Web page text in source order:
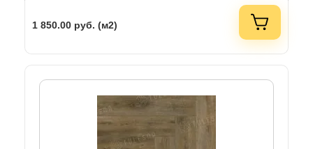
1 850.00 руб. (м2)